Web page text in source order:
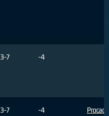
3-7 -4
3-7 -4
Procacci